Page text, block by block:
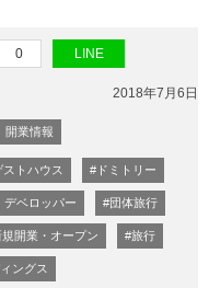
0 LINE
2018年7月6日
開業情報
ストハウス #ドミトリー
デベロッパー #団体旅行
規開業・オープン #旅行
ングス